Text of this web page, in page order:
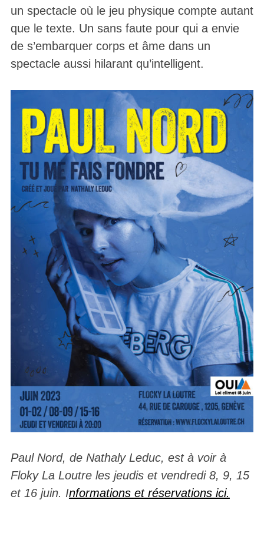
un spectacle où le jeu physique compte autant
que le texte. Un sans faute pour qui a envie
de s’embarquer corps et âme dans un
spectacle aussi hilarant qu’intelligent.
Paul Nord, de Nathaly Leduc, est à voir à
Floky La Loutre les jeudis et vendredi 8, 9, 15
et 16 juin. Informations et réservations ici.